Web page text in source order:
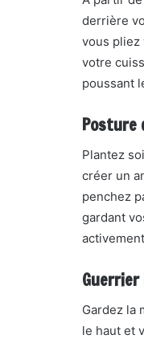
derrière
vous pliez
votre
poussant
Posture
Plantez
créer un
penchez
gardant
Gardez la
le haut et